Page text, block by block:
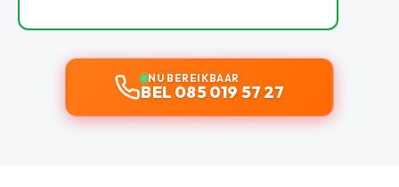
NU BEREIKBAAR
BEL 085 019 57 27